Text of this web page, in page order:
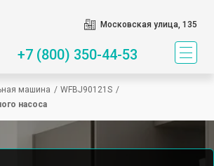
Московская улица, 135
+7 (800) 350-44-53
машина / WFBJ90121S /
насоса